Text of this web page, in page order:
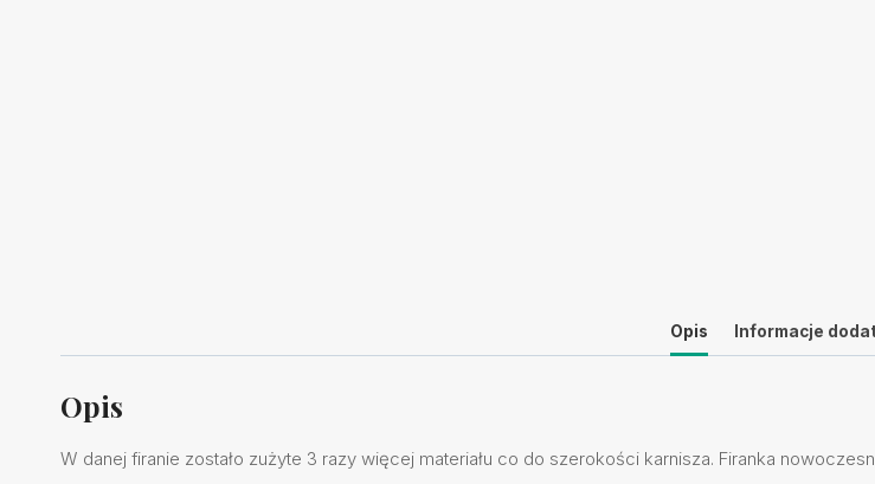
Opis Informacje
Opis
W danej firanie zostało zużyte 3 razy więcej materiału co do szerokości karnisza. Firanka